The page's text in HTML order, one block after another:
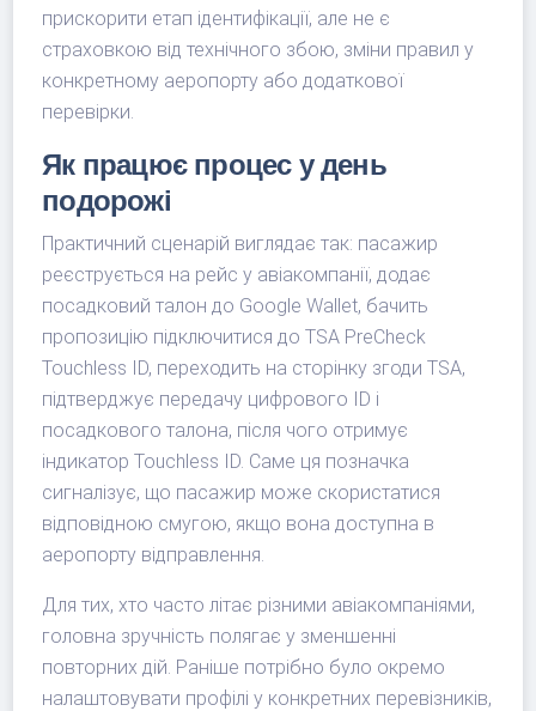
прискорити етап ідентифікації, але не є
страховкою від технічного збою, зміни правил у
конкретному аеропорту або додаткової
перевірки.
Як працює процес у день
подорожі
Практичний сценарій виглядає так: пасажир
реєструється на рейс у авіакомпанії, додає
посадковий талон до Google Wallet, бачить
пропозицію підключитися до TSA PreCheck
Touchless ID, переходить на сторінку згоди TSA,
підтверджує передачу цифрового ID і
посадкового талона, після чого отримує
індикатор Touchless ID. Саме ця позначка
сигналізує, що пасажир може скористатися
відповідною смугою, якщо вона доступна в
аеропорту відправлення.
Для тих, хто часто літає різними авіакомпаніями,
головна зручність полягає у зменшенні
повторних дій. Раніше потрібно було окремо
налаштовувати профілі у конкретних перевізників,